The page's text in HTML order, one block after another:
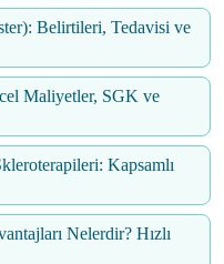
Belirtileri, Tedavisi ve
Maliyetler, SGK ve
Kapsamlı
Nelerdir? Hızlı